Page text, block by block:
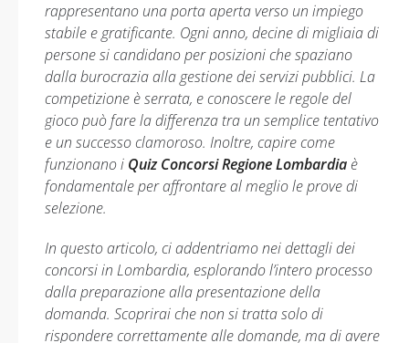
rappresentano una porta aperta verso un impiego
stabile e gratificante. Ogni anno, decine di migliaia di
persone si candidano per posizioni che spaziano
dalla burocrazia alla gestione dei servizi pubblici. La
competizione è serrata, e conoscere le regole del
gioco può fare la differenza tra un semplice tentativo
e un successo clamoroso. Inoltre, capire come
funzionano i Quiz Concorsi Regione Lombardia è
fondamentale per affrontare al meglio le prove di
selezione.
In questo articolo, ci addentriamo nei dettagli dei
concorsi in Lombardia, esplorando l’intero processo
dalla preparazione alla presentazione della
domanda. Scoprirai che non si tratta solo di
rispondere correttamente alle domande, ma di avere